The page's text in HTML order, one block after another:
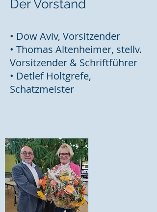
Der Vorstand
• Dow Aviv, Vorsitzender
• Thomas Altenheimer, stellv.
Vorsitzender & Schriftführer
• Detlef Holtgrefe,
Schatzmeister